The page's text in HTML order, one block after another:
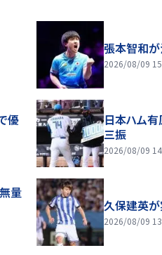
張本智和
2026/08/09
優
日本ハム
三振
2026/08/09
量
久保建英
2026/08/09